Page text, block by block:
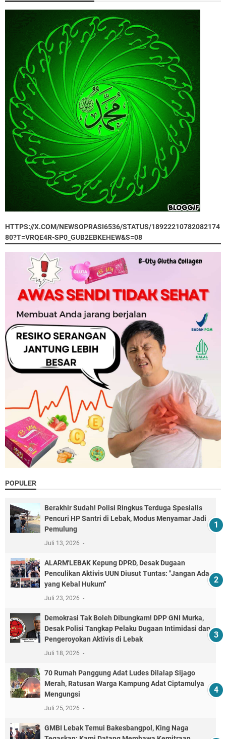
HTTPS://X.COM/NEWSOPRASI6536/STATUS/18922210782082174
80?T=VRQE4R-SP0_GUB2EBKEHEW&S=08
POPULER
Berakhir Sudah! Polisi Ringkus Terduga Spesialis
Pencuri HP Santri di Lebak, Modus Menyamar Jadi
Pemulung
Juli 13, 2026
ALARM'LEBAK Kepung DPRD, Desak Dugaan
Penculikan Aktivis UUN Diusut Tuntas: "Jangan Ada
yang Kebal Hukum"
Juli 23, 2026
Demokrasi Tak Boleh Dibungkam! DPP GNI Murka,
Desak Polisi Tangkap Pelaku Dugaan Intimidasi dan
Pengeroyokan Aktivis di Lebak
Juli 18, 2026
70 Rumah Panggung Adat Ludes Dilalap Sijago
Merah, Ratusan Warga Kampung Adat Ciptamulya
Mengungsi
Juli 25, 2026
GMBI Lebak Temui Bakesbangpol, King Naga